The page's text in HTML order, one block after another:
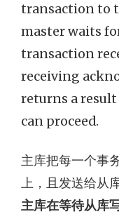
transaction to
master waits
transaction
receiving
returns a
can proceed.
主库把每一个事
上，且发送给从
主库在等待从库